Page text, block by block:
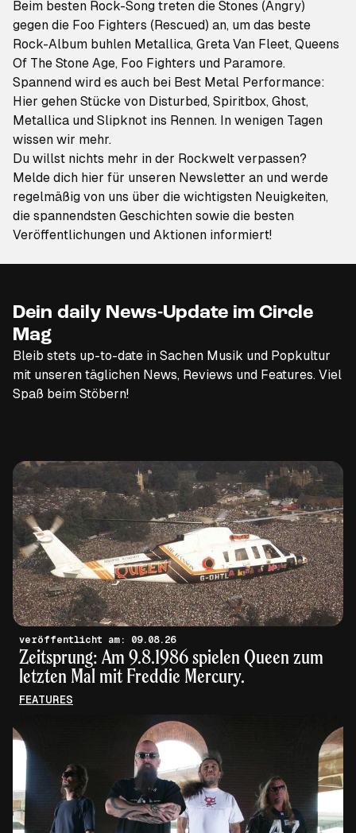
Beim besten Rock-Song treten die Stones (Angry)
gegen die Foo Fighters (Rescued) an, um das beste
Rock-Album buhlen Metallica, Greta Van Fleet, Queens
Of The Stone Age, Foo Fighters und Paramore.
Spannend wird es auch bei Best Metal Performance:
Hier gehen Stücke von Disturbed, Spiritbox, Ghost,
Metallica und Slipknot ins Rennen. In wenigen Tagen
wissen wir mehr.
Du willst nichts mehr in der Rockwelt verpassen?
Melde dich hier für unseren Newsletter an und werde
regelmäßig von uns über die wichtigsten Neuigkeiten,
die spannendsten Geschichten sowie die besten
Veröffentlichungen und Aktionen informiert!
Dein daily News-Update im Circle
Mag
Bleib stets up-to-date in Sachen Musik und Popkultur
mit unseren täglichen News, Reviews und Features. Viel
Spaß beim Stöbern!
veröffentlicht am: 09.08.26
Zeitsprung: Am 9.8.1986 spielen Queen zum
letzten Mal mit Freddie Mercury.
FEATURES